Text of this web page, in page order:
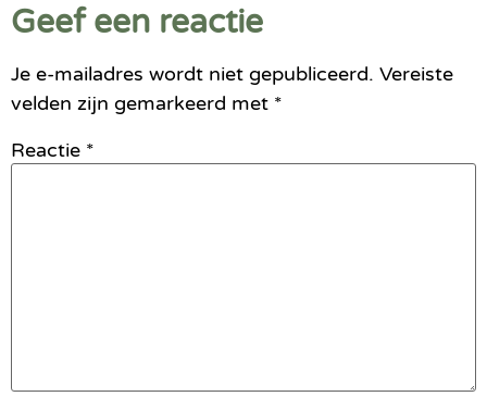
Geef een reactie
Je e-mailadres wordt niet gepubliceerd. Vereiste
velden zijn gemarkeerd met *
Reactie *